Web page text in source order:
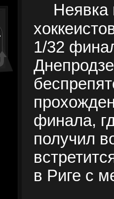
Неявка
1/32
финала,
получил
в Риге с